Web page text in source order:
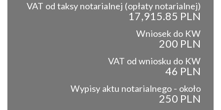
VAT od taksy notarialnej (opłaty notarialnej)
17,915.85 PLN
Wniosek do KW
200 PLN
VAT od wniosku do KW
46 PLN
Wypisy aktu notarialnego - około
250 PLN